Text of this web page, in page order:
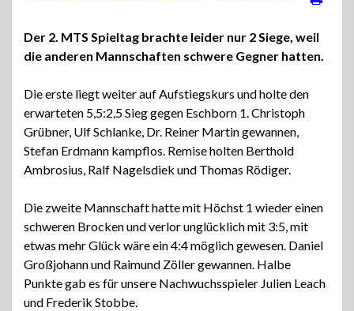
Der 2. MTS Spieltag brachte leider nur 2 Siege, weil
die anderen Mannschaften schwere Gegner hatten.
Die erste liegt weiter auf Aufstiegskurs und holte den
erwarteten 5,5:2,5 Sieg gegen Eschborn 1. Christoph
Grübner, Ulf Schlanke, Dr. Reiner Martin gewannen,
Stefan Erdmann kampflos. Remise holten Berthold
Ambrosius, Ralf Nagelsdiek und Thomas Rödiger.
Die zweite Mannschaft hatte mit Höchst 1 wieder einen
schweren Brocken und verlor unglücklich mit 3:5, mit
etwas mehr Glück wäre ein 4:4 möglich gewesen. Daniel
Großjohann und Raimund Zöller gewannen. Halbe
Punkte gab es für unsere Nachwuchsspieler Julien Leach
und Frederik Stobbe.